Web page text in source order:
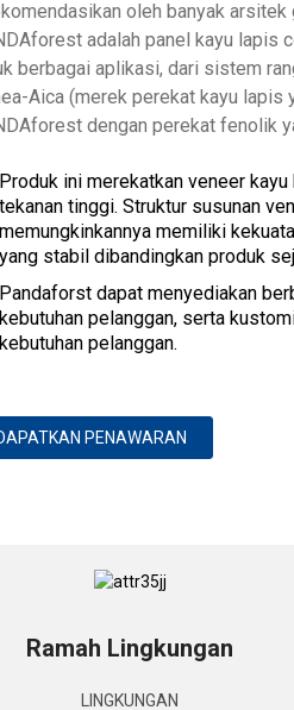
oleh banyak
adalah panel kayu lapis
berbagai aplikasi, dari sistem
Aica (merek perekat kayu lapis
dengan perekat fenolik
Produk ini merekatkan veneer
tekanan tinggi. Struktur susunan
memungkinkannya memiliki
yang stabil dibandingkan produk
Pandaforst dapat menyediakan
kebutuhan pelanggan, serta
kebutuhan pelanggan.
PENAWARAN
Ramah Lingkungan
LINGKUNGAN